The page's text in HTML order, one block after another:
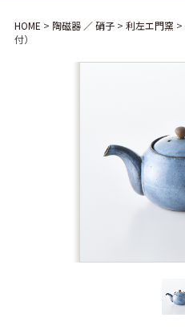
HOME > 陶磁器 ／ 硝子> 利左エ門窯 >
付）